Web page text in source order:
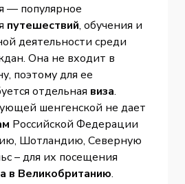
— популярное
путешествий, обучения и
деятельности среди
Она не входит в
поэтому для ее
отдельная виза.
шенгенской не дает
Российской Федерации
Шотландию, Северную
– для их посещения
в Великобританию.